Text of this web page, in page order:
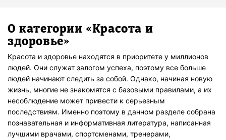
О категории «Красота и
здоровье»
Красота и здоровье находятся в приоритете у миллионов
людей. Они служат залогом успеха, поэтому все больше
людей начинают следить за собой. Однако, начиная новую
жизнь, многие не знакомятся с базовыми правилами, а их
несоблюдение может привести к серьезным
последствиям. Именно поэтому в данном разделе собрана
познавательная и информативная литература, написанная
лучшими врачами, спортсменами, тренерами,